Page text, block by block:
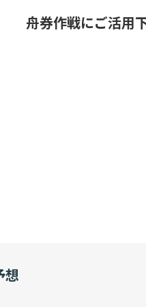
舟券作戦にご活用
想